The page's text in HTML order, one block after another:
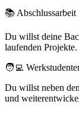
📚 Abschlussarbeit
Du willst deine
laufenden Projekte.
🧑‍💻
Du willst neben
und